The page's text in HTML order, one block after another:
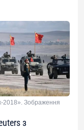
2018». Зображення
з